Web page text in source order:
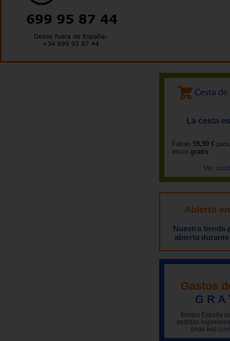
La cesta
Faltan 59,90 €
envío gratis
Ver
Abierto
Nuestra tienda
abierta
Gastos
G R A
Envíos España
pedidos
(más iva)